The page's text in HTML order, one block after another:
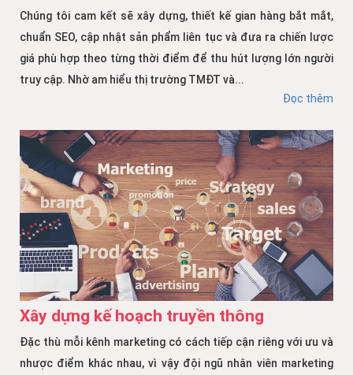
Chúng tôi cam kết sẽ xây dựng, thiết kế gian hàng bắt mắt,
chuẩn SEO, cập nhật sản phẩm liên tục và đưa ra chiến lược
giá phù hợp theo từng thời điểm để thu hút lượng lớn người
truy cập. Nhờ am hiểu thị trường TMĐT và...
Đọc thêm
Xây dựng kế hoạch truyền thông
Đặc thù mỗi kênh marketing có cách tiếp cận riêng với ưu và
nhược điểm khác nhau, vì vậy đội ngũ nhân viên marketing